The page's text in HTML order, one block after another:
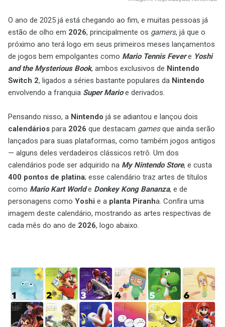
O ano de 2025 já está chegando ao fim, e muitas pessoas já
estão de olho em 2026, principalmente os gamers, já que o
próximo ano terá logo em seus primeiros meses lançamentos
de jogos bem empolgantes como Mario Tennis Fevere Yoshi
and the Mysterious Book, ambos exclusivos de Nintendo
Switch 2, ligados a séries bastante populares da Nintendo
envolvendo a franquia Super Marioe derivados.
Pensando nisso, a Nintendo já se adiantou e lançou dois
calendários para 2026 que destacam gamesque ainda serão
lançados para suas plataformas, como também jogos antigos
— alguns deles verdadeiros clássicos retrô. Um dos
calendários pode ser adquirido na My Nintendo Store, e custa
400 pontos de platina; esse calendário traz artes de títulos
como Mario Kart Worlde Donkey Kong Bananza, e de
personagens como Yoshi e a planta Piranha. Confira uma
imagem deste calendário, mostrando as artes respectivas de
cada mês do ano de 2026, logo abaixo.